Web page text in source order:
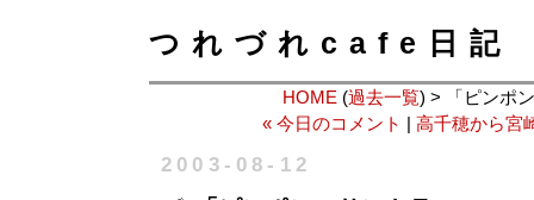
つれづれcafe日記
HOME (過去一覧) > 「ピンポ
« 今日のコメント
高千穂から宮
2003-08-12